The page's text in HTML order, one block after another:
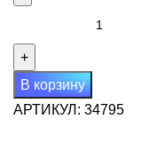
Двойник
евро
"ТОКЕР"
В корзину
АРТИКУЛ: 34795